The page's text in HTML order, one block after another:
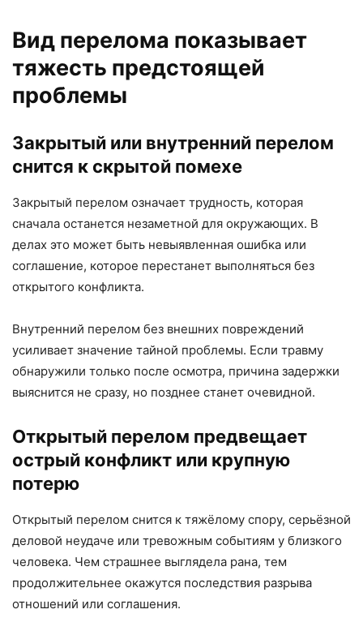
Вид перелома показывает
тяжесть предстоящей
проблемы
Закрытый или внутренний перелом
снится к скрытой помехе
Закрытый перелом означает трудность, которая
сначала останется незаметной для окружающих. В
делах это может быть невыявленная ошибка или
соглашение, которое перестанет выполняться без
открытого конфликта.
Внутренний перелом без внешних повреждений
усиливает значение тайной проблемы. Если травму
обнаружили только после осмотра, причина задержки
выяснится не сразу, но позднее станет очевидной.
Открытый перелом предвещает
острый конфликт или крупную
потерю
Открытый перелом снится к тяжёлому спору, серьёзной
деловой неудаче или тревожным событиям у близкого
человека. Чем страшнее выглядела рана, тем
продолжительнее окажутся последствия разрыва
отношений или соглашения.